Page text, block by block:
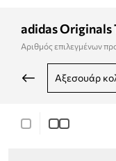
adidas Originals
Αριθμός επιλεγμένων
αξεσουάρ